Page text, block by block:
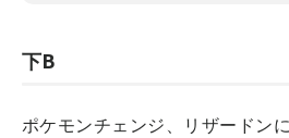
下B
ポケモンチェンジ、リザードン